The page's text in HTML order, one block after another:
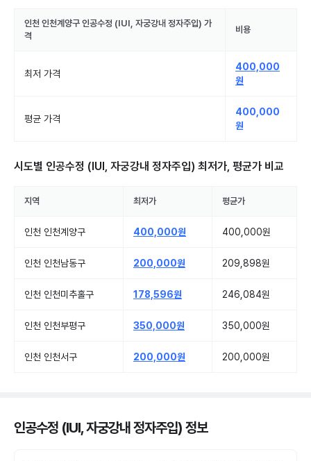
인천 인천계양구 인공수정 (IUI, 자궁강내 정자주입) 가
격
비용
최저 가격
400,000
원
평균 가격
400,000
원
시도별 인공수정 (IUI, 자궁강내 정자주입) 최저가, 평균가 비교
지역 최저가 평균가
인천 인천계양구 400,000원 400,000원
인천 인천남동구 200,000원 209,898원
인천 인천미추홀구 178,596원 246,084원
인천 인천부평구 350,000원 350,000원
인천 인천서구 200,000원 200,000원
인공수정 (IUI, 자궁강내 정자주입) 정보